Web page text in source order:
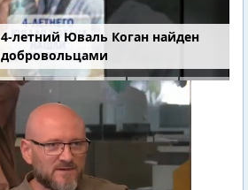
4-летний Юваль Коган найден
добровольцами